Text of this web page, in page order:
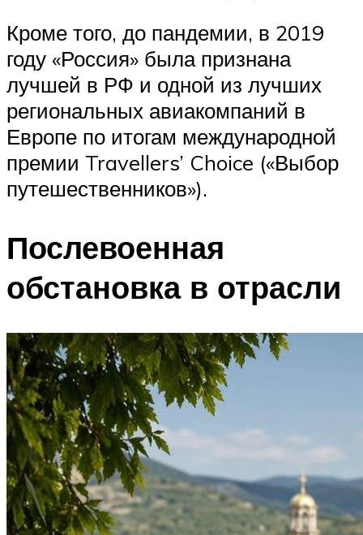
Кроме того, до пандемии, в 2019
году «Россия» была признана
лучшей в РФ и одной из лучших
региональных авиакомпаний в
Европе по итогам международной
премии Travellers’ Choice («Выбор
путешественников»).
Послевоенная
обстановка в отрасли